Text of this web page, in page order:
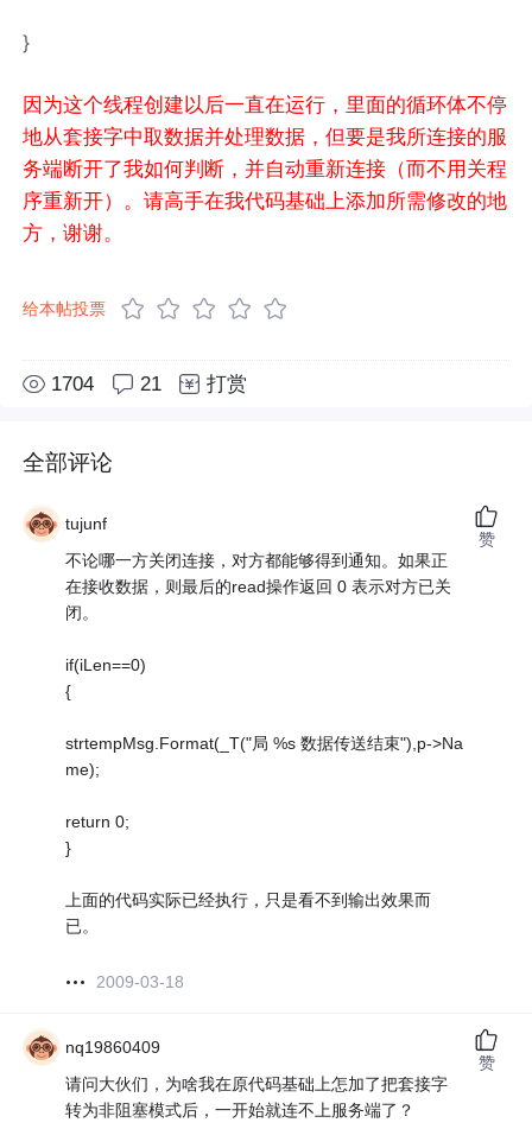
}
因为这个线程创建以后一直在运行，里面的循环体不停
地从套接字中取数据并处理数据，但要是我所连接的服
务端断开了我如何判断，并自动重新连接（而不用关程
序重新开）。请高手在我代码基础上添加所需修改的地
方，谢谢。
给本帖投票
1704 21 打赏
全部评论
tujunf
不论哪一方关闭连接，对方都能够得到通知。如果正
在接收数据，则最后的read操作返回 0 表示对方已关
闭。
if(iLen==0)
{
strtempMsg.Format(_T("局 %s 数据传送结束"),p->Na
me);
return 0;
}
上面的代码实际已经执行，只是看不到输出效果而
已。
2009-03-18
赞
nq19860409
请问大伙们，为啥我在原代码基础上怎加了把套接字
转为非阻塞模式后，一开始就连不上服务端了？
赞